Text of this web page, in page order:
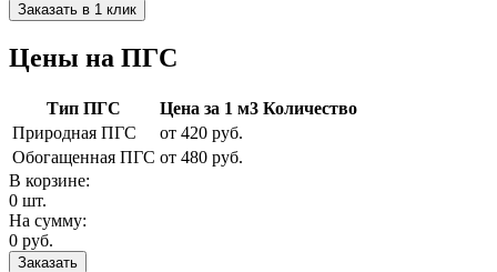
Заказать в 1 клик
Цены на ПГС
Тип ПГС Цена за 1 м3 Количество
Природная ПГС
от 420 руб.
Обогащенная ПГС от 480 руб.
В корзине:
0 шт.
На сумму:
0 руб.
Заказать